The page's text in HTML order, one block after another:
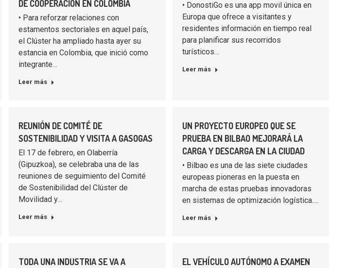
DE COOPERACIÓN EN COLOMBIA
• Para reforzar relaciones con
estamentos sectoriales en aquel país,
el Clúster ha ampliado hasta ayer su
estancia en Colombia, que inició como
integrante…
Leer más
• DonostiGo es una app movil única en
Europa que ofrece a visitantes y
residentes información en tiempo real
para planificar sus recorridos
turísticos…
Leer más
REUNIÓN DE COMITÉ DE
SOSTENIBILIDAD Y VISITA A GASOGAS
El 17 de febrero, en Olaberría
(Gipuzkoa), se celebraba una de las
reuniones de seguimiento del Comité
de Sostenibilidad del Clúster de
Movilidad y…
Leer más
UN PROYECTO EUROPEO QUE SE
PRUEBA EN BILBAO MEJORARÁ LA
CARGA Y DESCARGA EN LA CIUDAD
• Bilbao es una de las siete ciudades
europeas pioneras en la puesta en
marcha de estas pruebas innovadoras
en sistemas de optimización logística.…
Leer más
TODA UNA INDUSTRIA SE VA A
EL VEHÍCULO AUTÓNOMO A EXAMEN